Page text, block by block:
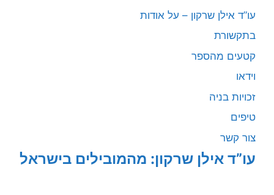
עו”ד אילן שרקון – על אודות
בתקשורת
קטעים מהספר
וידאו
זכויות בניה
טיפים
צור קשר
עו”ד אילן שרקון: מהמובילים בישראל